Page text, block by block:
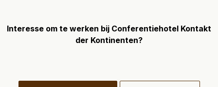
Interesse om te werken bij Conferentiehotel Kontakt
der Kontinenten?